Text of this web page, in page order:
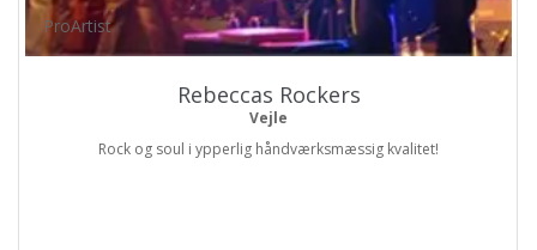
ProArtist
Rebeccas Rockers
Vejle
Rock og soul i ypperlig håndværksmæssig kvalitet!